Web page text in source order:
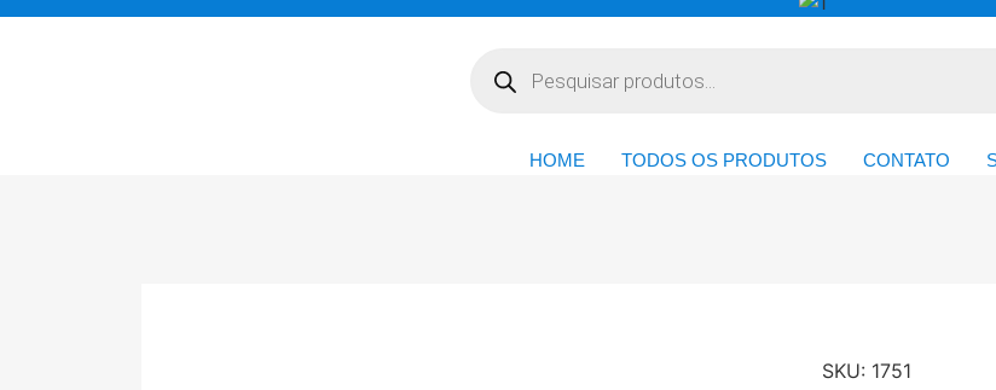
HOME TODOS OS PRODUTOS CONTATO
SKU: 1751